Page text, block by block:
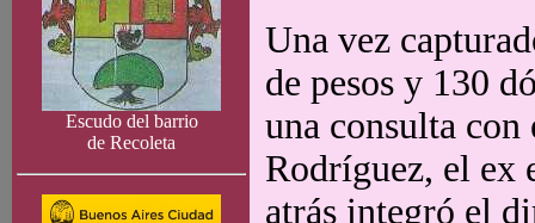
Escudo del barrio
de Recoleta
Una vez
de pesos y 130
una consulta
Rodríguez, el ex
atrás integró el